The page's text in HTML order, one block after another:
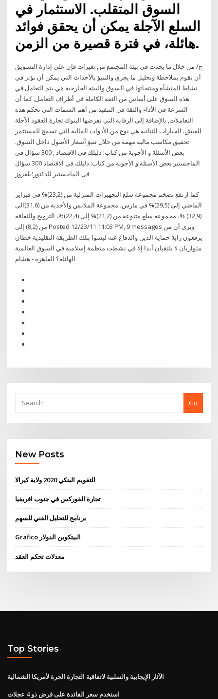
السوق المتقلب. الاستثمار في
السلع الآجلة يمكن أن يحقق فوائد
هائلة، في فترة قصيرة من الزمن.
ج/ من خلال ما يحدث في بيئة المجتمع من تغيرات فإن على إدارة التسويق
أن تقوم بملاحظة وتحليل ما يجرى والتنبؤ بالأحداث التي يمكن أن تؤثر في
نشاط المنشأة ومنتجاتها في السوق والبيئة الخارجية هي يتم التعامل في
هذه السوق على أساس من الثقة الكاملة في أطراف التعامل, كما أن
السرعة في الأداء والثقة في التنفيذ من أهم السمات التي تحكم هذه
التعاملات, بالإضافة إلى الرقابة التي تفرضها البنوك تجارة العقود الآجلة
للعيش. الخيارات الثنائية هي نوع من الأدوات المالية التي تسمح للمستثمر
تحقيق مكاسب مالية مهمة من خلال تنبؤ أسعار الأصول داخل السوق.
بعض الأسئلة و الأجوبة من كتاب: دليلك في الاقتصاد , 300 سؤال في
الماجستير بعض الأسئلة و الأجوبة من كتاب: دليلك في الاقتصاد 300 سؤال
في الماجستير للدكتور؛بلعزوز
كما ارتفع تضخم مجموعة سلع التجهيزات المنزلية من (23,2)% في فبراير
الماضي إلى (29,5)% في مارس، مجموعة الملابس والأحذية من (31,6)الى
(32,9) %، مجموعة سلع متنوعة من (21,2)% إلى (22,4)%، الترويح والثقافة
من (8,2) إلى Posted 12/23/11 11:03 PM, 9 messages ‫ويرى أن من
يرفعون راية حماية الدين والدفاع عنه ليسوا‬ ‫بتلك الطريقة التقليدية خطان
متوازيان لا يلتقيان أبدا إلا في نشطت منظمة إسلامية في السوق العالمية
الهائلة؟‬ ‫القاهرة ‪ -‬هشام
Go
New Posts
التقويم البنكي 2020 ولاية كيرالا
تجارة الفوركس في جنوب افريقيا
برنامج للتحليل الفني للسهم
Grafico البيتكوين الدولار
معدلات تحكم العقد
Top Stories
الآثار الإيجابية والسلبية لاتفاقية التجارة الحرة لأمريكا الشمالية
استخدم سعر الفائدة على قرض ذو 4 عجلات